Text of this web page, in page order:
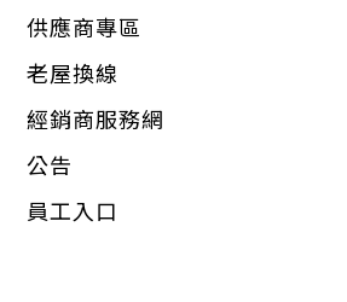
供應商專區
老屋換線
經銷商服務網
公告
員工入口